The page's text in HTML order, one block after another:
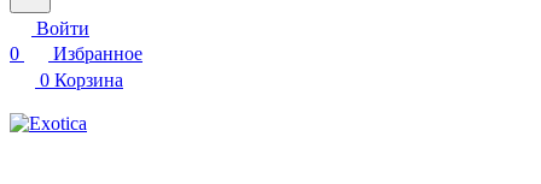
Войти
0
Избранное
0 Корзина